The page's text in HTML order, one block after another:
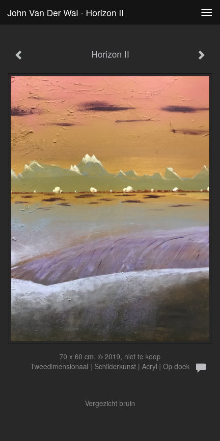
John Van Der Wal - Horizon II
Horizon II
70 x 60 cm, © 2019, niet te koop
Tweedimensionaal | Schilderkunst | Acryl | Op doek
Vergezicht bruin